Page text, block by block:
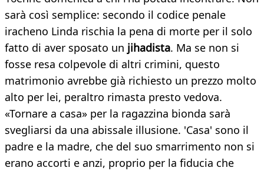
sarà così semplice: secondo il codice penale
iracheno Linda rischia la pena di morte per il solo
fatto di aver sposato un jihadista. Ma se non si
fosse resa colpevole di altri crimini, questo
matrimonio avrebbe già richiesto un prezzo molto
alto per lei, peraltro rimasta presto vedova.
«Tornare a casa» per la ragazzina bionda sarà
svegliarsi da una abissale illusione. 'Casa' sono il
padre e la madre, che del suo smarrimento non si
erano accorti e anzi, proprio per la fiducia che